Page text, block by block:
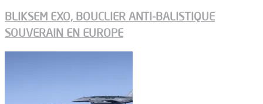
BLIKSEM EXO, BOUCLIER ANTI-BALISTIQUE
SOUVERAIN EN EUROPE